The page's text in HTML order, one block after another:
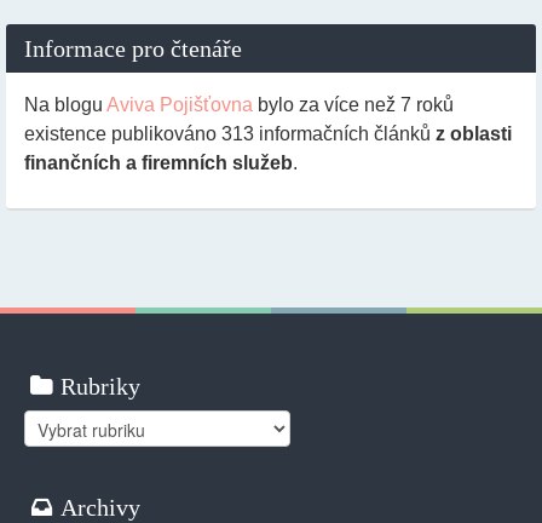
Informace pro čtenáře
Na blogu Aviva Pojišťovna bylo za více než 7 roků
existence publikováno 313 informačních článků z oblasti
finančních a firemních služeb.
Rubriky
Rubriky
Archivy